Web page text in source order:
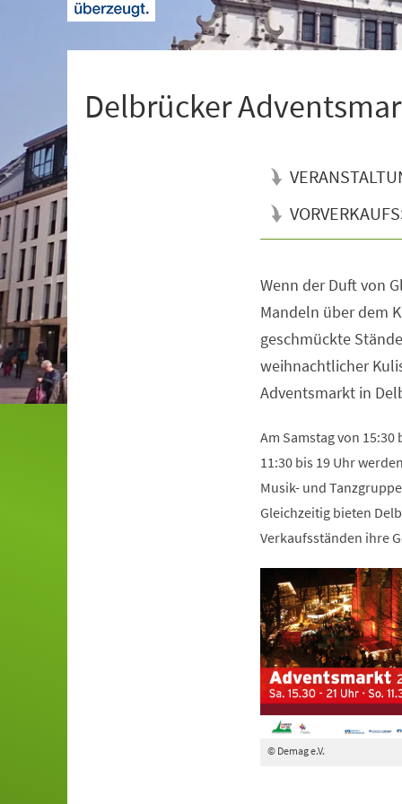
Delbrücker
Wenn der Duft von
Mandeln über dem
geschmückte
weihnachtlicher
Adventsmarkt in
Am Samstag von
11:30 bis 19 Uhr
Musik- und
Gleichzeitig bieten
Verkaufsständen ihre
© Demag e.V.